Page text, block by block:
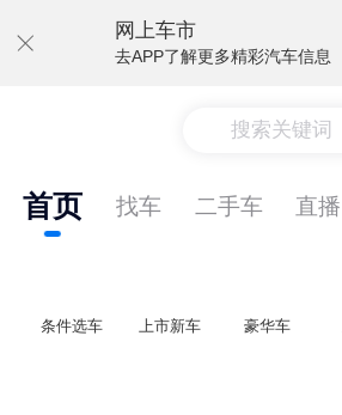
网上车市
去APP了解更多精彩汽车信息
搜索关键词
首页 找车 二手车 直播
条件选车 上市新车 豪华车